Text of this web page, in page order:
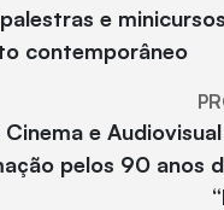
e
contemporâneo
e
pelos 90 anos